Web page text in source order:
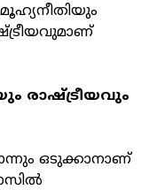
രാഷ്ട്രീയവും
ഒടുക്കാനാണ്